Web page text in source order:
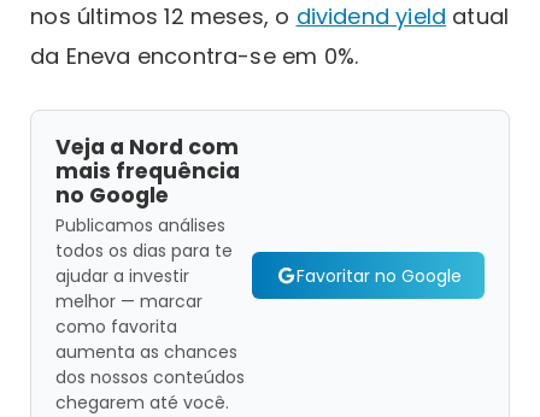
nos últimos 12 meses, o dividend yield atual
da Eneva encontra-se em 0%.
Veja a Nord com
mais frequência
no Google
Publicamos análises
todos os dias para te
ajudar a investir
melhor — marcar
como favorita
aumenta as chances
dos nossos conteúdos
chegarem até você.
Favoritar no Google